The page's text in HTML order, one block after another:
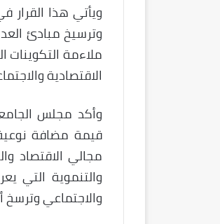
ويأتي هذا القرار
وترسيخ مبادئ
ملاءمة
الاقتصادية
وأكد مجلس
قيمة مضافة
مجالي الاقتصاد
والتنموية التي
والاجتماعي وترسخ